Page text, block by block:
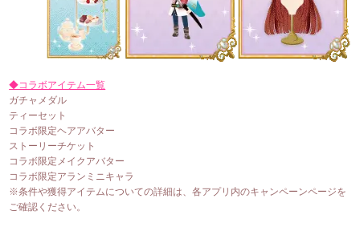
◆コラボアイテム一覧
ガチャメダル
ティーセット
コラボ限定ヘアアバター
ストーリーチケット
コラボ限定メイクアバター
コラボ限定アランミニキャラ
※条件や獲得アイテムについての詳細は、各アプリ内のキャンペーンページを
ご確認ください。